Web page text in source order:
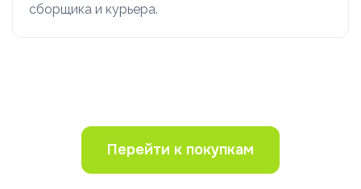
сборщика и курьера.
Перейти к покупкам